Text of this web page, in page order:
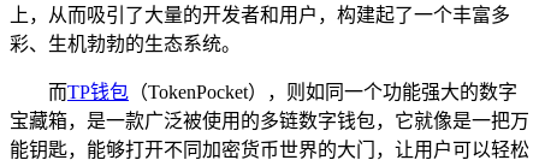
上，从而吸引了大量的开发者和用户，构建起了一个丰富多
彩、生机勃勃的生态系统。
而TP钱包 （TokenPocket），则如同一个功能强大的数字
宝藏箱，是一款广泛被使用的多链数字钱包，它就像是一把万
能钥匙，能够打开不同加密货币世界的大门，让用户可以轻松